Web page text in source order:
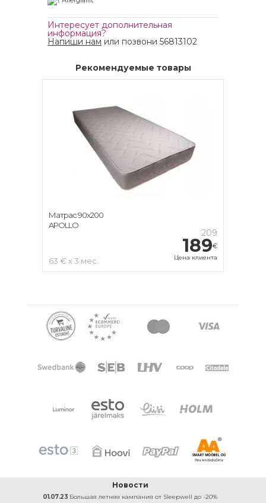
Интересует дополнительная
информация?
Напиши нам или позвони 56813102
Рекомендуемые товары
209
189€
Цена клиента
63 € x 3 мес.
Матрас 90x200
APOLLO
Новости
01.07.23 Большая летняя кампания от Sleepwell до -20%